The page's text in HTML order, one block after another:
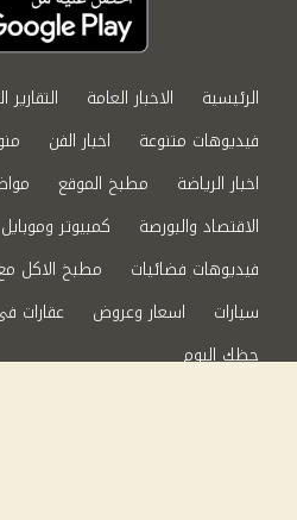
الرئيسية الاخبار العامة
فيديوهات متنوعة
اخبار الفن
اخبار الرياضة
مطبخ الموقع
الاقتصاد والبورصة
كمبيوتر وموبايل
فيديوهات فضائيات
مطبخ الاكل
سيارات
اسعار وعروض عقارات
حظك اليوم